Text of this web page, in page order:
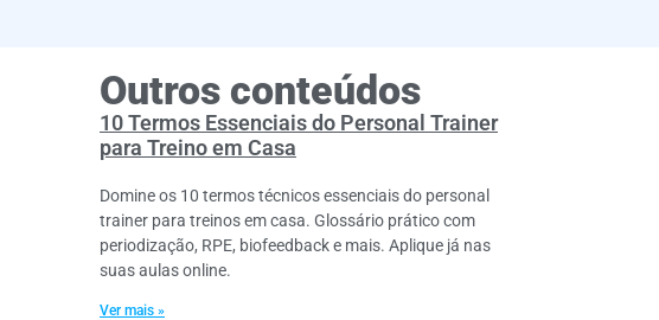
Outros conteúdos
10 Termos Essenciais do Personal Trainer
para Treino em Casa
Domine os 10 termos técnicos essenciais do personal
trainer para treinos em casa. Glossário prático com
periodização, RPE, biofeedback e mais. Aplique já nas
suas aulas online.
Ver mais »